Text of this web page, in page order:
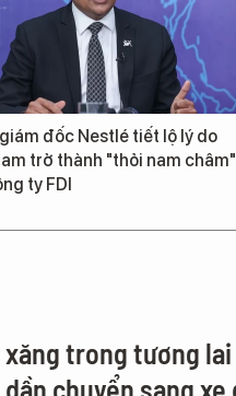
đốc Nestlé tiết lộ lý do
trở thành "thỏi nam châm"
ty FDI
xăng trong tương
chuyển sang xe